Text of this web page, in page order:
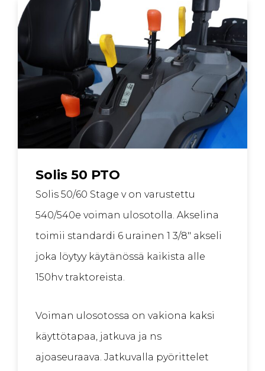
Solis 50 PTO
Solis 50/60 Stage v on varustettu
540/540e voiman ulosotolla. Akselina
toimii standardi 6 urainen 1 3/8″ akseli
joka löytyy käytänössä kaikista alle
150hv traktoreista.
Voiman ulosotossa on vakiona kaksi
käyttötapaa, jatkuva ja ns
ajoaseuraava. Jatkuvalla pyörittelet